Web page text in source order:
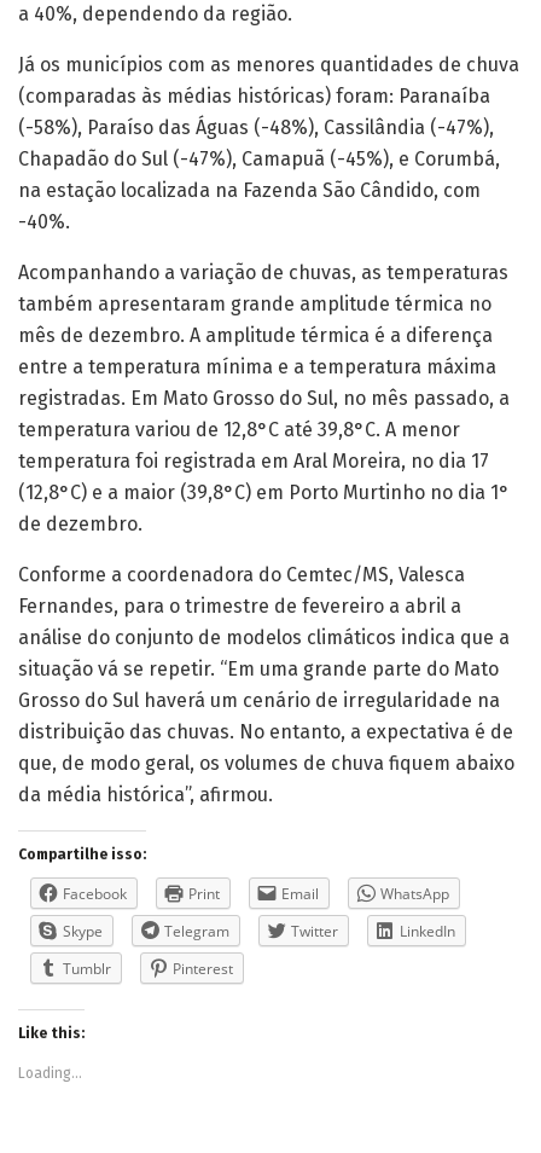
a 40%, dependendo da região.
Já os municípios com as menores quantidades de chuva
(comparadas às médias históricas) foram: Paranaíba
(-58%), Paraíso das Águas (-48%), Cassilândia (-47%),
Chapadão do Sul (-47%), Camapuã (-45%), e Corumbá,
na estação localizada na Fazenda São Cândido, com
-40%.
Acompanhando a variação de chuvas, as temperaturas
também apresentaram grande amplitude térmica no
mês de dezembro. A amplitude térmica é a diferença
entre a temperatura mínima e a temperatura máxima
registradas. Em Mato Grosso do Sul, no mês passado, a
temperatura variou de 12,8°C até 39,8°C. A menor
temperatura foi registrada em Aral Moreira, no dia 17
(12,8°C) e a maior (39,8°C) em Porto Murtinho no dia 1°
de dezembro.
Conforme a coordenadora do Cemtec/MS, Valesca
Fernandes, para o trimestre de fevereiro a abril a
análise do conjunto de modelos climáticos indica que a
situação vá se repetir. “Em uma grande parte do Mato
Grosso do Sul haverá um cenário de irregularidade na
distribuição das chuvas. No entanto, a expectativa é de
que, de modo geral, os volumes de chuva fiquem abaixo
da média histórica”, afirmou.
Compartilhe isso:
Facebook Print Email
WhatsApp
Skype
Telegram Twitter
LinkedIn
Tumblr
Pinterest
Like this:
Loading...